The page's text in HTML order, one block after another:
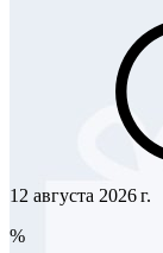
12 августа 2026 г.
%